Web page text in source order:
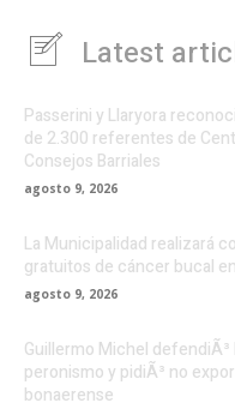
Latest
Passerini y Llaryora
de 2.300 referentes de
Consejos Barriales
agosto 9, 2026
La Municipalidad realizará
gratuitos de cáncer bucal
agosto 9, 2026
Guillermo Michel defendiÃ³
peronismo y pidiÃ³ no
bonaerense